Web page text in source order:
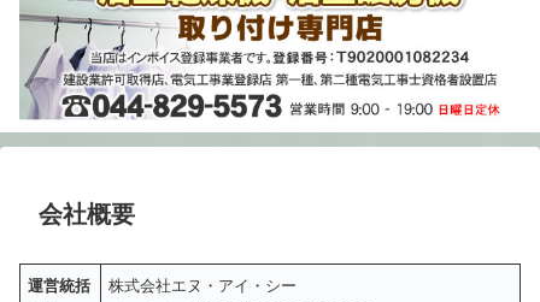
会社概要
運営統括
株式会社エヌ・アイ・シー